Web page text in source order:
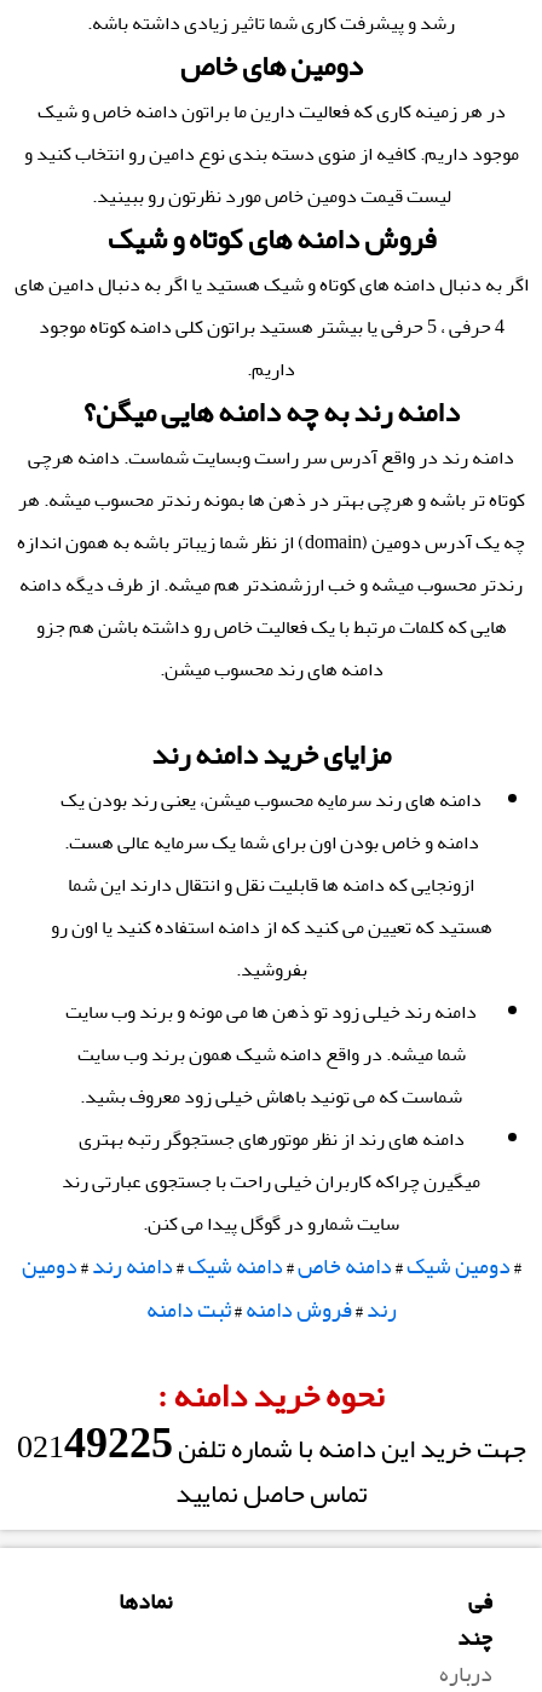
رشد و پیشرفت کاری شما تاثیر زیادی داشته باشه.
دومین های خاص
در هر زمینه کاری که فعالیت دارین ما براتون دامنه خاص و شیک
موجود داریم. کافیه از منوی دسته بندی نوع دامین رو انتخاب کنید و
لیست قیمت دومین خاص مورد نظرتون رو ببینید.
فروش دامنه های کوتاه و شیک
اگر به دنبال دامنه های کوتاه و شیک هستید یا اگر به دنبال دامین های
4 حرفی ، 5 حرفی یا بیشتر هستید براتون کلی دامنه کوتاه موجود
داریم.
دامنه رند به چه دامنه هایی میگن؟
دامنه رند در واقع آدرس سر راست وبسایت شماست. دامنه هرچی
کوتاه تر باشه و هرچی بهتر در ذهن ها بمونه رندتر محسوب میشه. هر
چه یک آدرس دومین (domain) از نظر شما زیباتر باشه به همون اندازه
رندتر محسوب میشه و خب ارزشمندتر هم میشه. از طرف دیگه دامنه
هایی که کلمات مرتبط با یک فعالیت خاص رو داشته باشن هم جزو
دامنه های رند محسوب میشن.
مزایای خرید دامنه رند
دامنه های رند سرمایه محسوب میشن، یعنی رند بودن یک
دامنه و خاص بودن اون برای شما یک سرمایه عالی هست.
ازونجایی که دامنه ها قابلیت نقل و انتقال دارند این شما
هستید که تعیین می کنید که از دامنه استفاده کنید یا اون رو
بفروشید.
دامنه رند خیلی زود تو ذهن ها می مونه و برند وب سایت
شما میشه. در واقع دامنه شیک همون برند وب سایت
شماست که می تونید باهاش خیلی زود معروف بشید.
دامنه های رند از نظر موتورهای جستجوگر رتبه بهتری
میگیرن چراکه کاربران خیلی راحت با جستجوی عبارتی رند
سایت شمارو در گوگل پیدا می کنن.
#دومین شیک#دامنه خاص#دامنه شیک#دامنه رند#دومین
رند#فروش دامنه#ثبت دامنه
نحوه خرید دامنه :
جهت خرید این دامنه با شماره تلفن 02149225
تماس حاصل نمایید
فی
چند
درباره
نمادها